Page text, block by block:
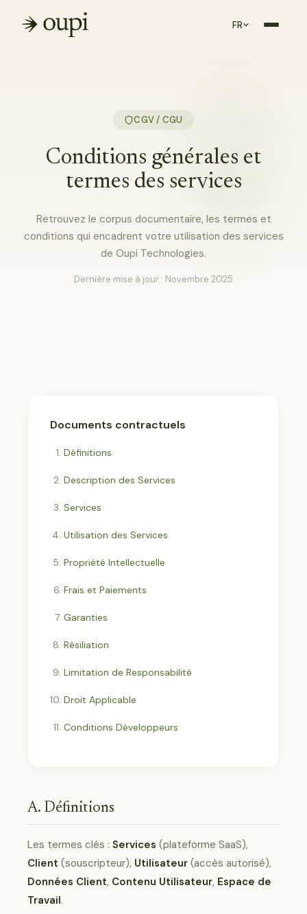
FR
CGV / CGU
Conditions générales et
termes des services
Retrouvez le corpus documentaire, les termes et
conditions qui encadrent votre utilisation des services
de Oupi Technologies.
Dernière mise à jour : Novembre 2025
Documents contractuels
Définitions
Description des Services
Services
Utilisation des Services
Propriété Intellectuelle
Frais et Paiements
Garanties
Résiliation
Limitation de Responsabilité
Droit Applicable
Conditions Développeurs
A. Définitions
Les termes clés : Services (plateforme SaaS),
Client (souscripteur), Utilisateur (accès autorisé),
Données Client, Contenu Utilisateur, Espace de
Travail.